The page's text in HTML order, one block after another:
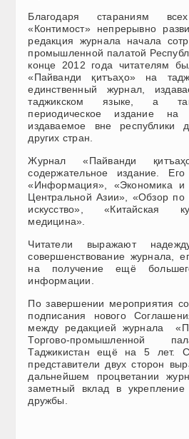
Благодаря стараниям
«Контимост» непрерывно
редакция журнала начала
промышленной палатой
конце 2012 года читателям
«Пайванди қитъаҳо» на
единственный журнал,
таджикском языке, а
периодическое издание на
издаваемое вне республики
других стран.
Журнал «Пайванди
содержательное издание.
«Информация», «Экономика и
Центральной Азии», «Обзор по
искусство», «Китайская
медицина».
Читатели выражают
совершенствование журнала,
на получение ещё
информации.
По завершении мероприятия
подписания нового
между редакцией журнала
Торгово-промышленной
Таджикистан ещё на 5 лет.
представители двух сторон
дальнейшем процветании
заметный вклад в укрепление
дружбы.